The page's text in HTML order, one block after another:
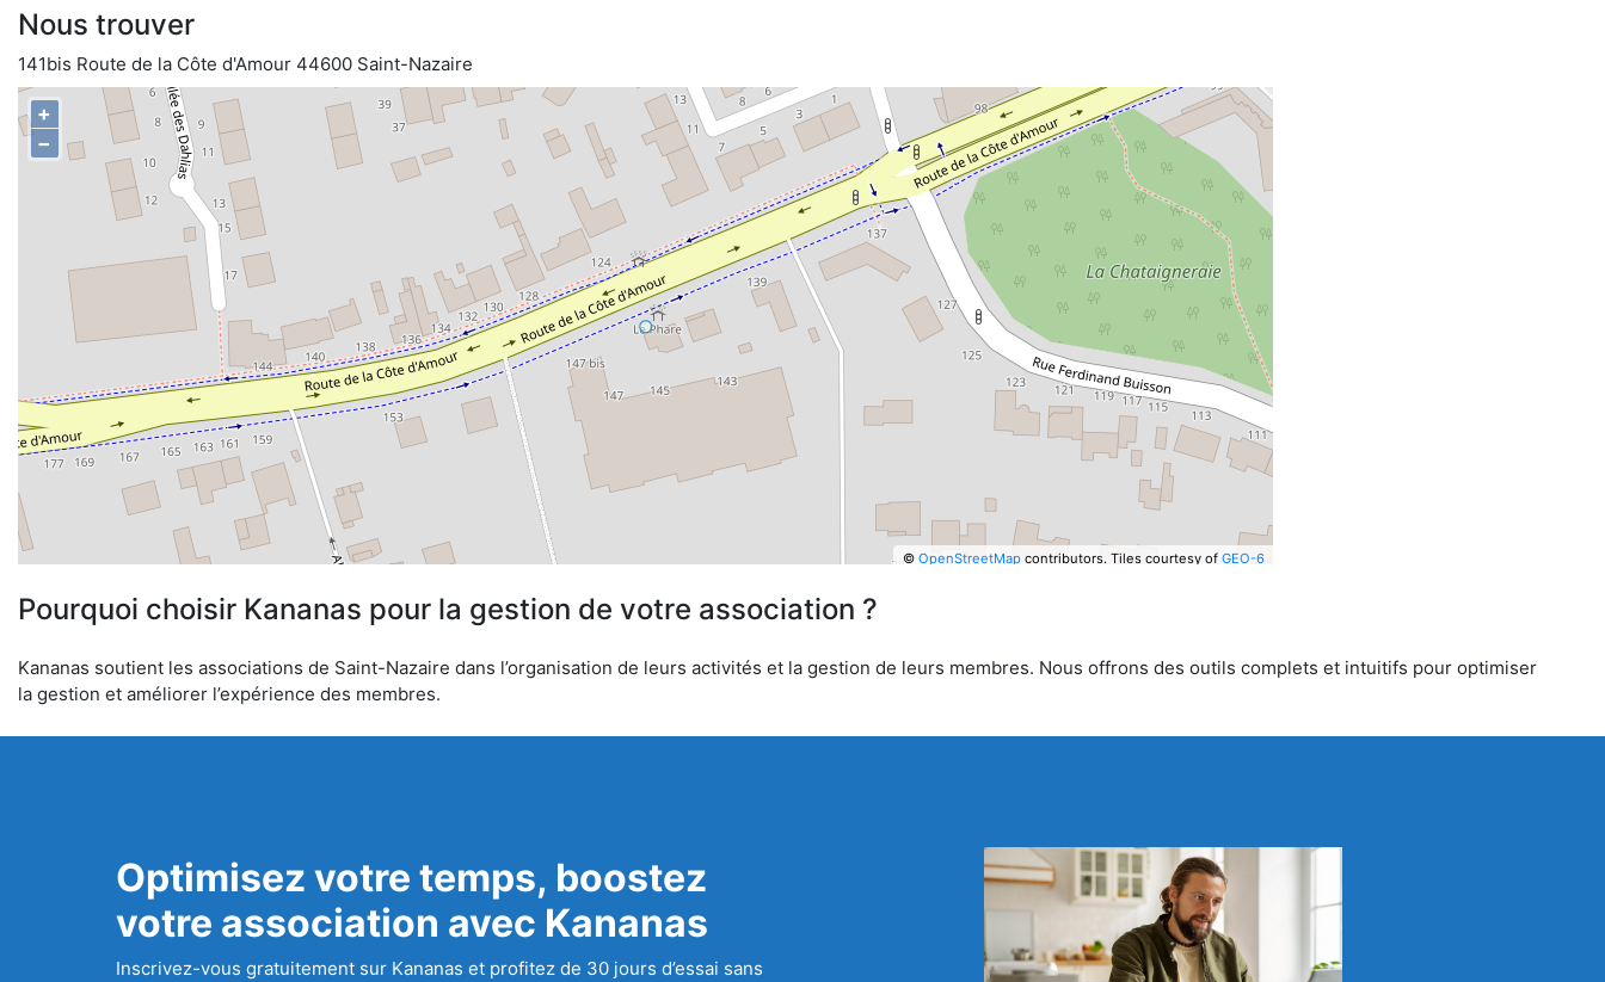
Nous trouver
141bis Route de la Côte d'Amour 44600 Saint-Nazaire
+
−
© OpenStreetMapcontributors. Tiles courtesy of GEO-6
Pourquoi choisir Kananas pour la gestion de votre association ?
Kananas soutient les associations de Saint-Nazaire dans l’organisation de leurs activités et la gestion de leurs membres. Nous offrons des outils complets et intuitifs pour optimiser
la gestion et améliorer l’expérience des membres.
Optimisez votre temps, boostez
votre association avec Kananas
Inscrivez-vous gratuitement sur Kananas et profitez de 30 jours d’essai sans